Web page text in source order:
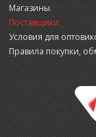
Магазины
Поставщики
Условия для
Правила покупки,